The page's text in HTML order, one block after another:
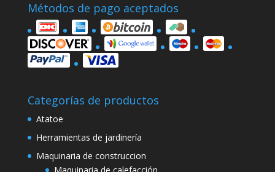
Métodos de pago aceptados
Categorías de productos
Atatoe
Herramientas de jardinería
Maquinaria de construccion